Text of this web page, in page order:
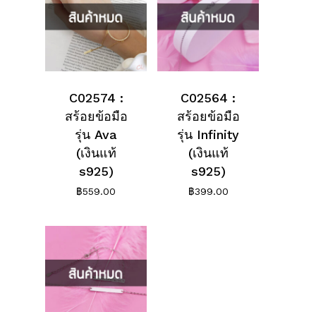
C02574 :
สร้อยข้อมือ
รุ่น Ava
(เงินแท้
s925)
฿559.00
C02564 :
สร้อยข้อมือ
รุ่น Infinity
(เงินแท้
s925)
฿399.00